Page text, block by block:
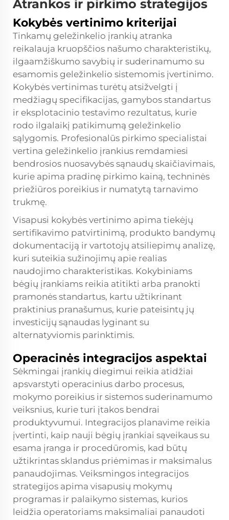
Atrankos ir pirkimo strategijos
Kokybės vertinimo kriterijai
Tinkamų geležinkelio įrankių atranka
reikalauja kruopščios našumo charakteristikų,
ilgaamžiškumo savybių ir suderinamumo su
esamomis geležinkelio sistemomis įvertinimo.
Kokybės vertinimas turėtų atsižvelgti į
medžiagų specifikacijas, gamybos standartus
ir eksplotacinio testavimo rezultatus, kurie
rodo ilgalaikį patikimumą geležinkelio
sąlygomis. Profesionalūs pirkimo specialistai
vertina geležinkelio įrankius remdamiesi
bendrosios nuosavybės sąnaudų skaičiavimais,
kurie apima pradinę pirkimo kainą, techninės
priežiūros poreikius ir numatytą tarnavimo
trukmę.
Visapusi kokybės vertinimo apima tiekėjų
sertifikavimo patvirtinimą, produkto bandymų
dokumentaciją ir vartotojų atsiliepimų analizę,
kuri suteikia sužinojimų apie realias
naudojimo charakteristikas. Kokybiniams
bėgių įrankiams reikia atitikti arba pranokti
pramonės standartus, kartu užtikrinant
praktinius pranašumus, kurie pateisintų jų
investicijų sąnaudas lyginant su
alternatyviomis parinktimis.
Operacinės integracijos aspektai
Sėkmingai įrankių diegimui reikia atidžiai
apsvarstyti operacinius darbo procesus,
mokymo poreikius ir sistemos suderinamumo
veiksnius, kurie turi įtakos bendrai
produktyvumui. Integracijos planavime reikia
įvertinti, kaip nauji bėgių įrankiai sąveikaus su
esama įranga ir procedūromis, kad būtų
užtikrintas sklandus priėmimas ir maksimalus
panaudojimas. Veiksmingos integracijos
strategijos apima visapusių mokymų
programas ir palaikymo sistemas, kurios
leidžia operatoriams maksimaliai panaudoti